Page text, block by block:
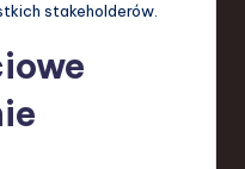
stakeholderów.